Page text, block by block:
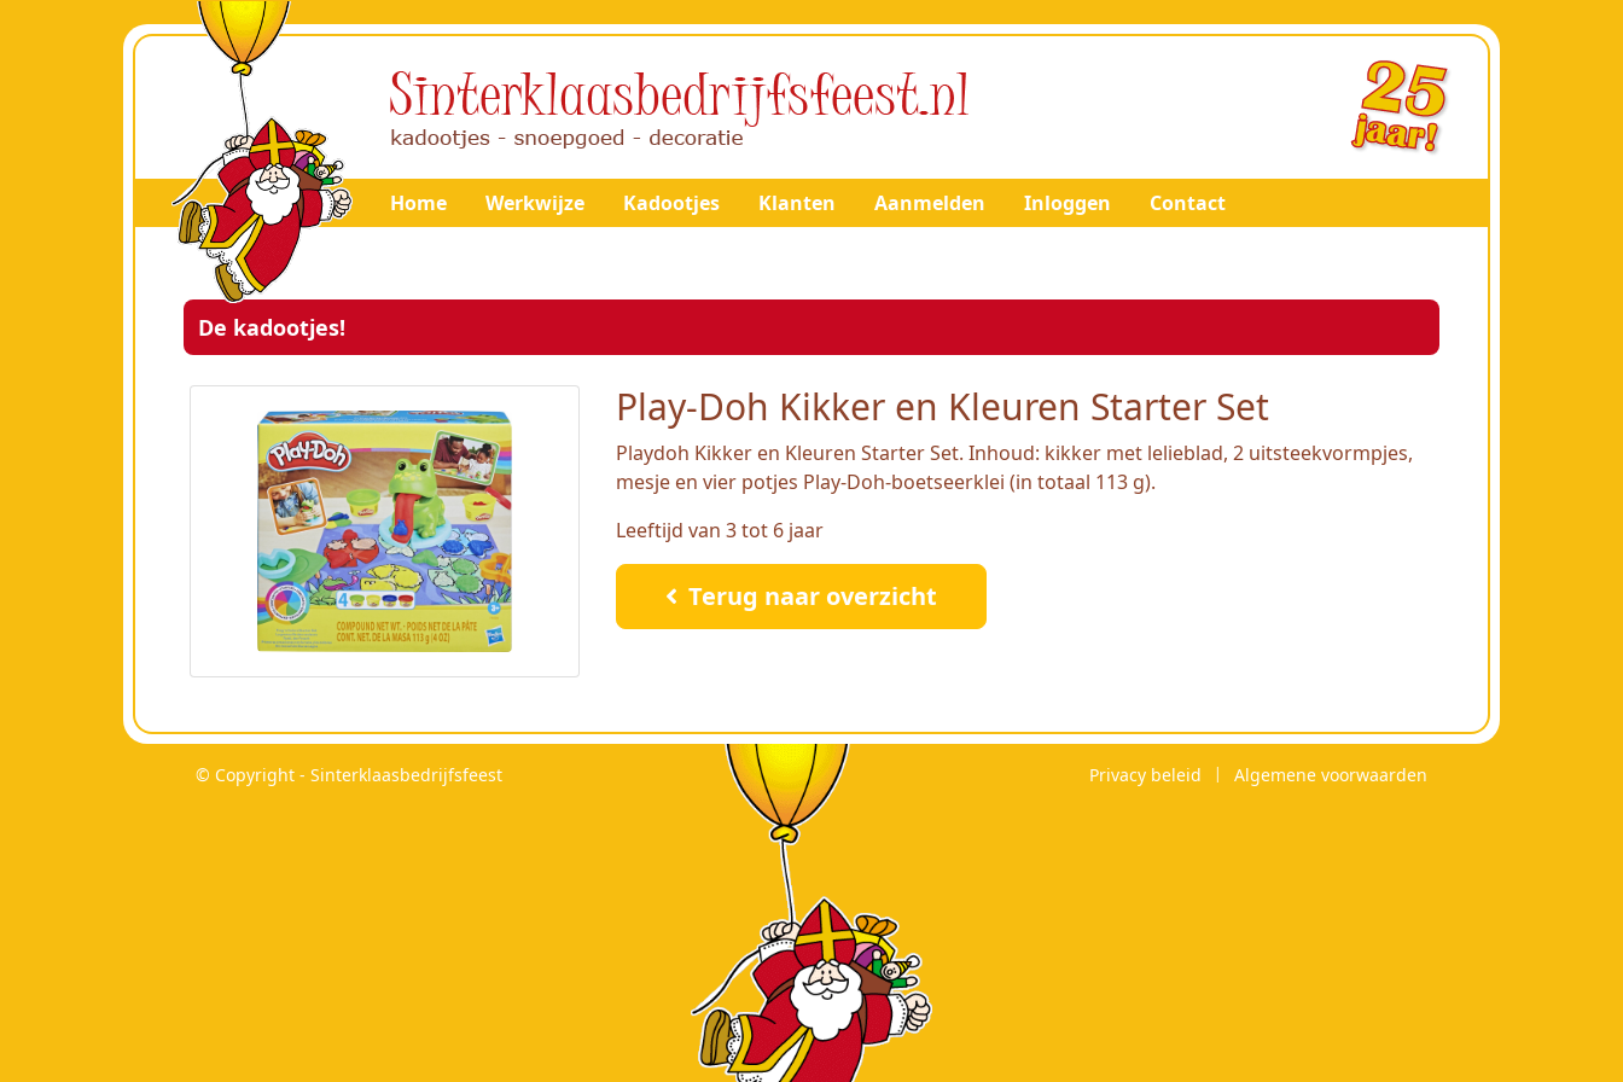
Home Werkwijze Kadootjes Klanten Aanmelden Inloggen Contact
De kadootjes!
Play-Doh Kikker en Kleuren Starter Set
Playdoh Kikker en Kleuren Starter Set. Inhoud: kikker met lelieblad, 2 uitsteekvormpjes,
mesje en vier potjes Play-Doh-boetseerklei (in totaal 113 g).
Leeftijd van 3 tot 6 jaar
Terug naar overzicht
© Copyright - Sinterklaasbedrijfsfeest Privacy beleid Algemene voorwaarden